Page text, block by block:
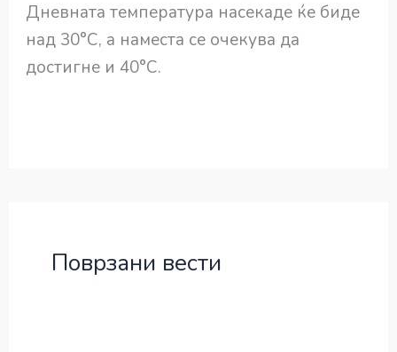
Дневната температура насекаде ќе биде
над 30°C, а наместа се очекува да
достигне и 40°C.
Поврзани вести